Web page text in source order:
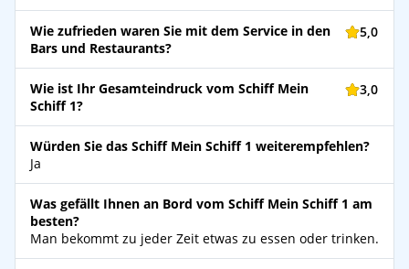
Wie zufrieden waren Sie mit dem Service in den
Bars und Restaurants?
5,0
Wie ist Ihr Gesamteindruck vom Schiff Mein
Schiff 1?
3,0
Würden Sie das Schiff Mein Schiff 1 weiterempfehlen?
Ja
Was gefällt Ihnen an Bord vom Schiff Mein Schiff 1 am
besten?
Man bekommt zu jeder Zeit etwas zu essen oder trinken.